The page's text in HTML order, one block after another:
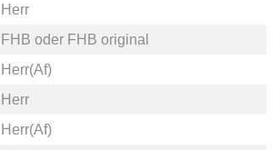
Herr
FHB oder FHB original
Herr(Af)
Herr
Herr(Af)